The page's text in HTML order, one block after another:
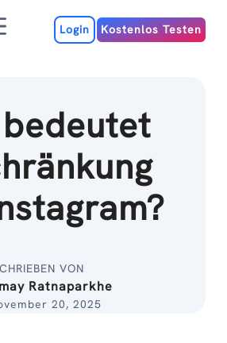
MenuLogin Kostenlos Testen
VON
Ratnaparkhe
20, 2025